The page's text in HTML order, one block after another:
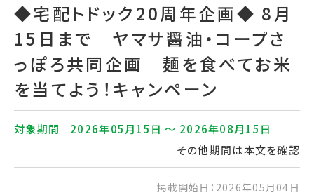
◆宅配トドック20周年企画◆ 8月
15日まで ヤマサ醤油・コープさ
っぽろ共同企画 麺を食べてお米
を当てよう！キャンペーン
対象期間
2026年05月15日 〜 2026年08月15日
その他期間は本文を確認
掲載開始日：2026年05月04日